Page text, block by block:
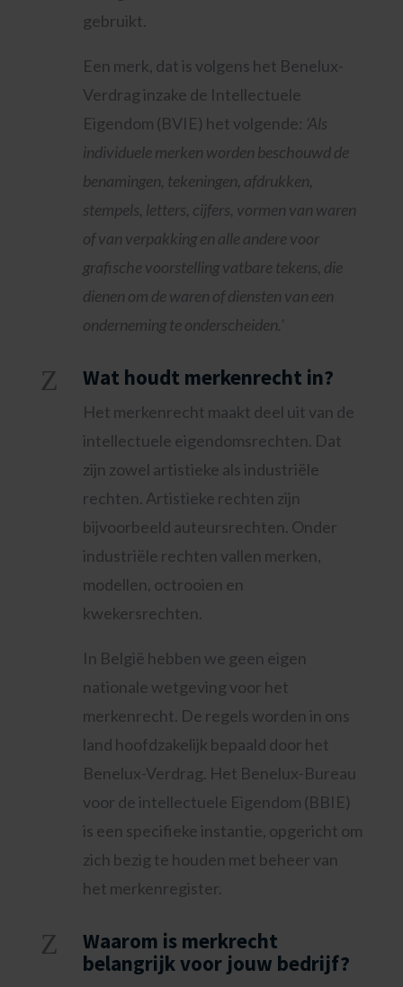
gebruikt.
Een merk, dat is volgens het Benelux-
Verdrag inzake de Intellectuele
Eigendom (BVIE) het volgende: ‘Als
individuele merken worden beschouwd de
benamingen, tekeningen, afdrukken,
stempels, letters, cijfers, vormen van waren
of van verpakking en alle andere voor
grafische voorstelling vatbare tekens, die
dienen om de waren of diensten van een
onderneming te onderscheiden.’
Z Wat houdt merkenrecht in?
Het merkenrecht maakt deel uit van de
intellectuele eigendomsrechten. Dat
zijn zowel artistieke als industriële
rechten. Artistieke rechten zijn
bijvoorbeeld auteursrechten. Onder
industriële rechten vallen merken,
modellen, octrooien en
kwekersrechten.
In België hebben we geen eigen
nationale wetgeving voor het
merkenrecht. De regels worden in ons
land hoofdzakelijk bepaald door het
Benelux-Verdrag. Het Benelux-Bureau
voor de intellectuele Eigendom (BBIE)
is een specifieke instantie, opgericht om
zich bezig te houden met beheer van
het merkenregister.
Z
Waarom is merkrecht
belangrijk voor jouw bedrijf?